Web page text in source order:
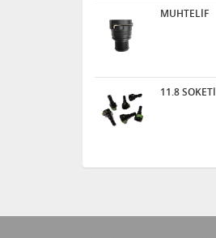
MUHTELİF
11.8 SOKETİ